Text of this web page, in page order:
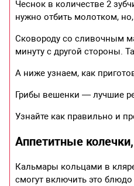
Чеснок в количестве 2
нужно отбить молотком,
Сковороду со сливочным
минуту с другой стороны.
А ниже узнаем, как
Грибы вешенки — лучшие
Узнайте как правильно и
Аппетитные
Кальмары кольцами в
смогут включить это